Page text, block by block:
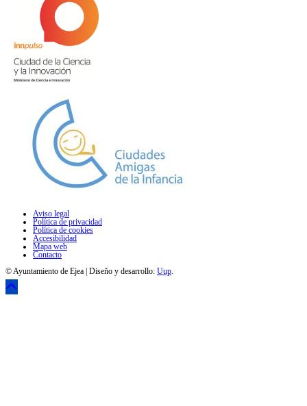
Aviso legal
Política de privacidad
Política de cookies
Accesibilidad
Mapa web
Contacto
© Ayuntamiento de Ejea | Diseño y desarrollo: Uup.